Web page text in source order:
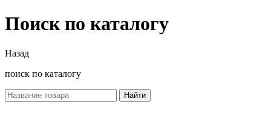
Поиск по каталогу
Назад
поиск по каталогу
Найти